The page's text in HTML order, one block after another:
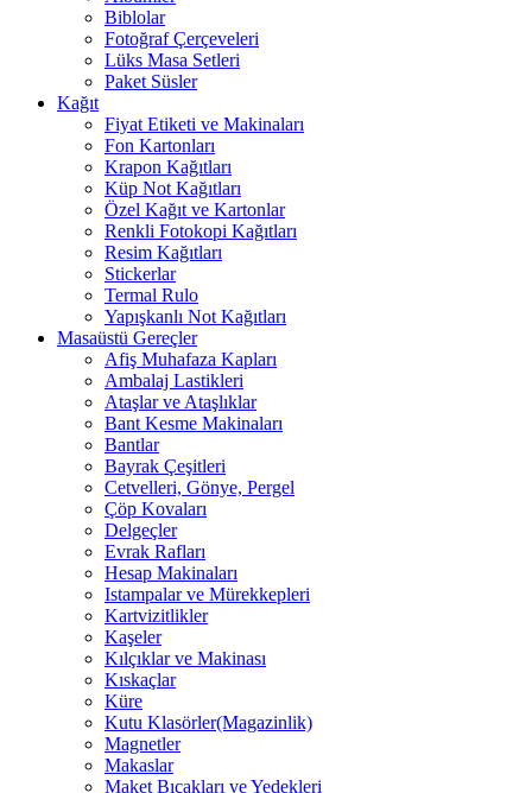
Biblolar
Fotoğraf Çerçeveleri
Lüks Masa Setleri
Paket Süsler
Kağıt
Fiyat Etiketi ve Makinaları
Fon Kartonları
Krapon Kağıtları
Küp Not Kağıtları
Özel Kağıt ve Kartonlar
Renkli Fotokopi Kağıtları
Resim Kağıtları
Stickerlar
Termal Rulo
Yapışkanlı Not Kağıtları
Masaüstü Gereçler
Afiş Muhafaza Kapları
Ambalaj Lastikleri
Ataşlar ve Ataşlıklar
Bant Kesme Makinaları
Bantlar
Bayrak Çeşitleri
Cetvelleri, Gönye, Pergel
Çöp Kovaları
Delgeçler
Evrak Rafları
Hesap Makinaları
Istampalar ve Mürekkepleri
Kartvizitlikler
Kaşeler
Kılçıklar ve Makinası
Kıskaçlar
Küre
Kutu Klasörler(Magazinlik)
Magnetler
Makaslar
Maket Bıçakları ve Yedekleri